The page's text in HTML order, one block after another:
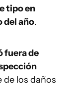
tipo en
del año.
fuera de
de los daños